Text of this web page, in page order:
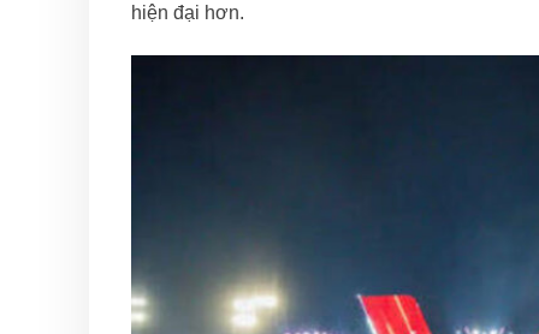
hiện đại hơn.